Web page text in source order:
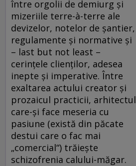
între orgolii de demiurg şi
mizeriile terre-à-terre ale
devizelor, notelor de şantier,
regulamente şi normative şi
– last but not least –
cerinţele clienţilor, adesea
inepte şi imperative. Între
exaltarea actului creator şi
prozaicul practicii, arhitectul
care-şi face meseria cu
pasiune (există din păcate
destui care o fac mai
„comercial“) trăieşte
schizofrenia calului-măgar.